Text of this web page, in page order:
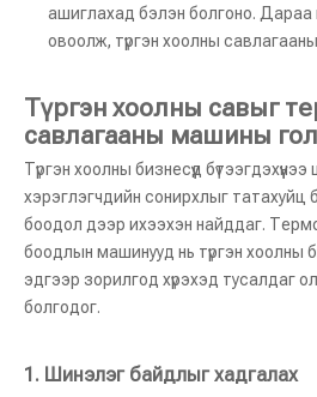
ашиглахад бэлэн болгоно. Дараа
овоолж, түргэн хоолны
Түргэн хоолны савыг
савлагааны машины
Түргэн хоолны бизнесүүд
хэрэглэгчдийн сонирхлыг татахуйц
боодол дээр ихээхэн найддаг.
боодлын машинууд нь түргэн хоолны
эдгээр зорилгод хүрэхэд тусалдаг
болгодог.
1. Шинэлэг байдлыг хадгалах